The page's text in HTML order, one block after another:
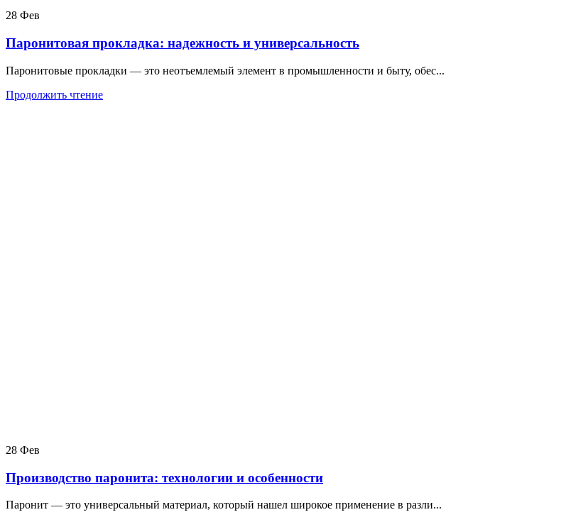
28 Фев
Паронитовая прокладка: надежность и универсальность
Паронитовые прокладки — это неотъемлемый элемент в промышленности и быту, обес...
Продолжить чтение
28 Фев
Производство паронита: технологии и особенности
Паронит — это универсальный материал, который нашел широкое применение в разли...